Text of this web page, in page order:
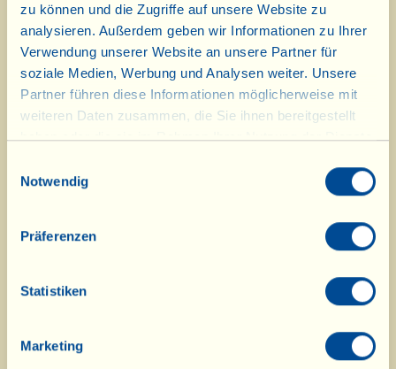
zu können und die Zugriffe auf unsere Website zu
analysieren. Außerdem geben wir Informationen zu Ihrer
Verwendung unserer Website an unsere Partner für
soziale Medien, Werbung und Analysen weiter. Unsere
Partner führen diese Informationen möglicherweise mit
weiteren Daten zusammen, die Sie ihnen bereitgestellt
haben oder die sie im Rahmen Ihrer Nutzung der Dienste
Notwendig
Präferenzen
Statistiken
Marketing
Balsamico Bianco) und der neue
Jahrgang 2023 des Pinot Grigio
eingetroffen, der in seiner
ungefilterten Version etwas ganz
Besonderes ist. Mit von der Partie
der Metodo Classico Cuvée Rosé 2021
Nero-Trauben.
Hier